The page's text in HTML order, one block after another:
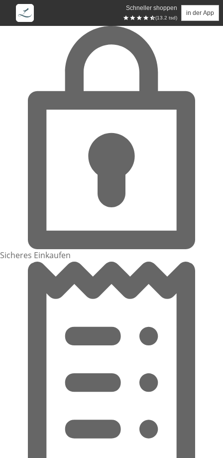
Schneller shoppen
(13.2 tsd)
in der App
Zum Hauptinhalt springen
Sicheres Einkaufen